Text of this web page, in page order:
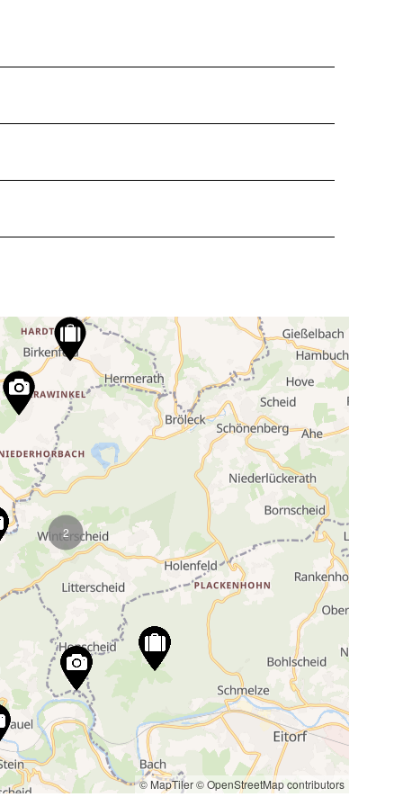
2
© MapTiler© OpenStreetMap contributors